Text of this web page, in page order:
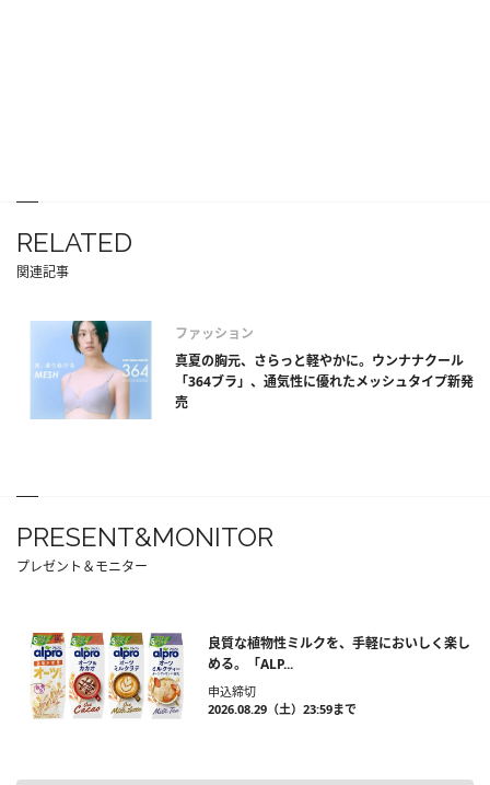
RELATED
関連記事
ファッション
真夏の胸元、さらっと軽やかに。ウンナナクール
「364ブラ」、通気性に優れたメッシュタイプ新発
売
PRESENT&MONITOR
プレゼント＆モニター
良質な植物性ミルクを、手軽においしく楽し
める。「ALP...
申込締切
2026.08.29（土）23:59まで